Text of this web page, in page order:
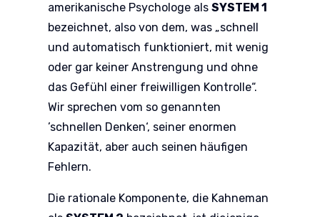
amerikanische Psychologe als SYSTEM 1
bezeichnet, also von dem, was „schnell
und automatisch funktioniert, mit wenig
oder gar keiner Anstrengung und ohne
das Gefühl einer freiwilligen Kontrolle“.
Wir sprechen vom so genannten
’schnellen Denken‘, seiner enormen
Kapazität, aber auch seinen häufigen
Fehlern.
Die rationale Komponente, die Kahneman